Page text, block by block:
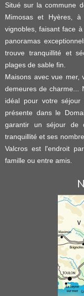
Situé sur la commune
Mimosas et Hyères,
vignobles, faisant face
panoramas
trouve tranquillité et
plages de sable fin.
Maisons avec vue mer,
demeures de charme...
idéal pour votre
présente dans le
garantir un séjour de
tranquillité et ses
Valcros est l'endroit
famille ou entre amis.